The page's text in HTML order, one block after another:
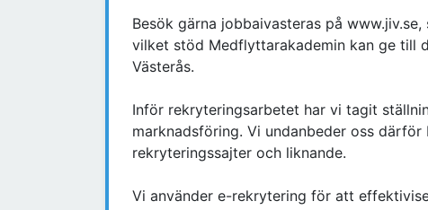
Besök gärna jobbaivasteras på
vilket stöd Medflyttarakademin kan ge till
Västerås.
Inför rekryteringsarbetet har vi tagit
marknadsföring. Vi undanbeder oss
rekryteringssajter och liknande.
Vi använder e-rekrytering för att